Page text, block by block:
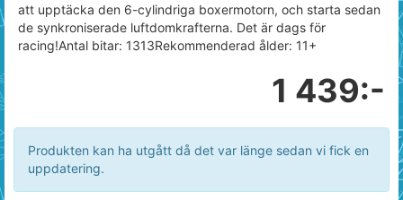
att upptäcka den 6-cylindriga boxermotorn, och starta sedan
de synkroniserade luftdomkrafterna. Det är dags för
racing!Antal bitar: 1313Rekommenderad ålder: 11+
1 439:-
Produkten kan ha utgått då det var länge sedan vi fick en
uppdatering.